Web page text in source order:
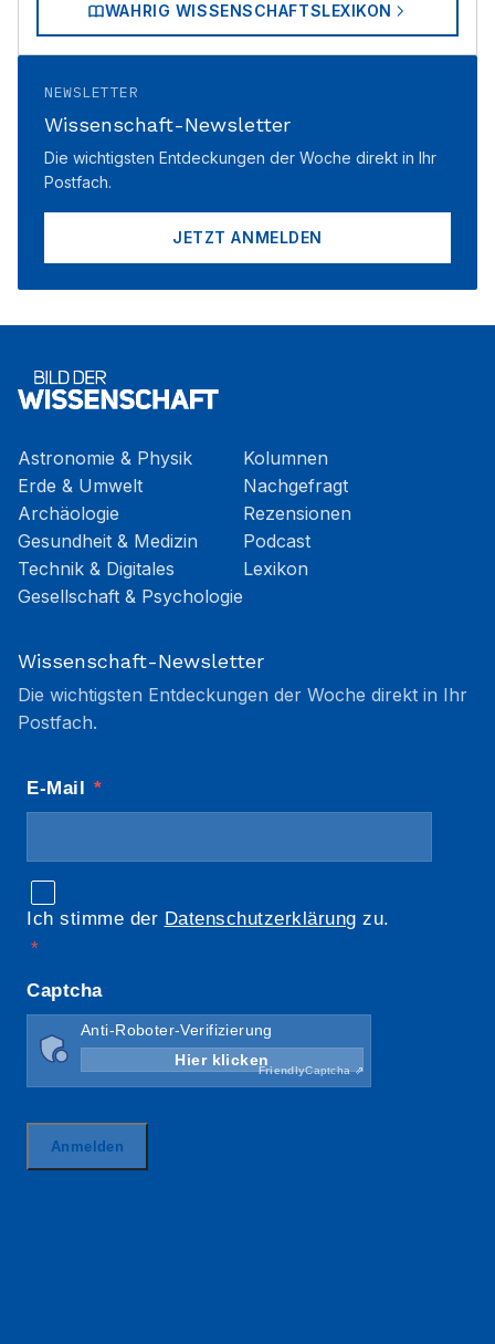
WAHRIG WISSENSCHAFTSLEXIKON
NEWSLETTER
Wissenschaft-Newsletter
Die wichtigsten Entdeckungen der Woche direkt in Ihr
Postfach.
JETZT ANMELDEN
Astronomie & Physik
Erde & Umwelt
Archäologie
Gesundheit & Medizin
Technik & Digitales
Gesellschaft & Psychologie
Kolumnen
Nachgefragt
Rezensionen
Podcast
Lexikon
Wissenschaft-Newsletter
Die wichtigsten Entdeckungen der Woche direkt in Ihr
Postfach.